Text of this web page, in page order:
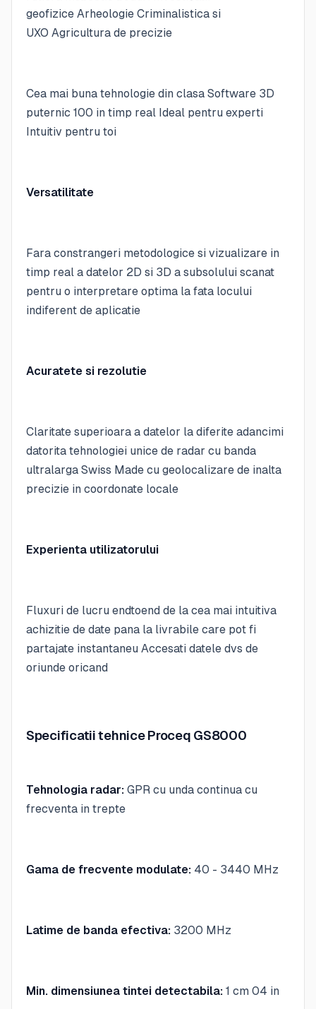
geofizice Arheologie Criminalistica si
UXO Agricultura de precizie
Cea mai buna tehnologie din clasa Software 3D
puternic 100 in timp real Ideal pentru experti
Intuitiv pentru toi
Versatilitate
Fara constrangeri metodologice si vizualizare in
timp real a datelor 2D si 3D a subsolului scanat
pentru o interpretare optima la fata locului
indiferent de aplicatie
Acuratete si rezolutie
Claritate superioara a datelor la diferite adancimi
datorita tehnologiei unice de radar cu banda
ultralarga Swiss Made cu geolocalizare de inalta
precizie in coordonate locale
Experienta utilizatorului
Fluxuri de lucru endtoend de la cea mai intuitiva
achizitie de date pana la livrabile care pot fi
partajate instantaneu Accesati datele dvs de
oriunde oricand
Specificatii tehnice Proceq GS8000
Tehnologia radar: GPR cu unda continua cu
frecventa in trepte
Gama de frecvente modulate: 40 - 3440 MHz
Latime de banda efectiva: 3200 MHz
Min. dimensiunea tintei detectabila: 1 cm 04 in